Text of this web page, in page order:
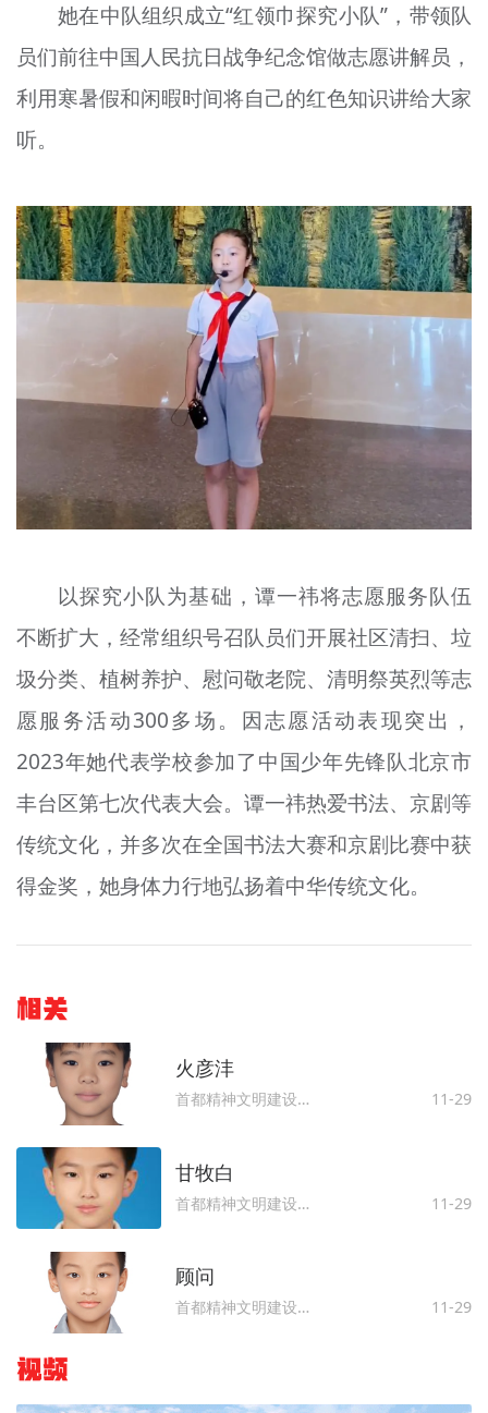
她在中队组织成立“红领巾探究小队”，带领队
员们前往中国人民抗日战争纪念馆做志愿讲解员，
利用寒暑假和闲暇时间将自己的红色知识讲给大家
听。
以探究小队为基础，谭一祎将志愿服务队伍
不断扩大，经常组织号召队员们开展社区清扫、垃
圾分类、植树养护、慰问敬老院、清明祭英烈等志
愿服务活动300多场。因志愿活动表现突出，
2023年她代表学校参加了中国少年先锋队北京市
丰台区第七次代表大会。谭一祎热爱书法、京剧等
传统文化，并多次在全国书法大赛和京剧比赛中获
得金奖，她身体力行地弘扬着中华传统文化。
相关
火彦沣
首都精神文明建设委员会办公室 11-29
甘牧白
首都精神文明建设委员会办公室 11-29
顾问
首都精神文明建设委员会办公室 11-29
视频